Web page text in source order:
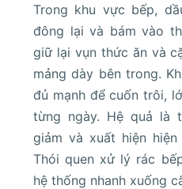
Trong khu vực bếp,
đông lại và bám vào
giữ lại vụn thức ăn và
mảng dày bên trong.
đủ mạnh để cuốn trôi,
từng ngày. Hệ quả là
giảm và xuất hiện
Thói quen xử lý rác
hệ thống nhanh xuống